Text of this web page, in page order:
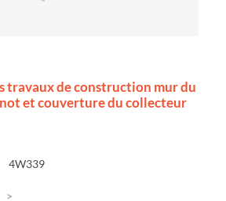
travaux de construction mur du
et couverture du collecteur
4W339